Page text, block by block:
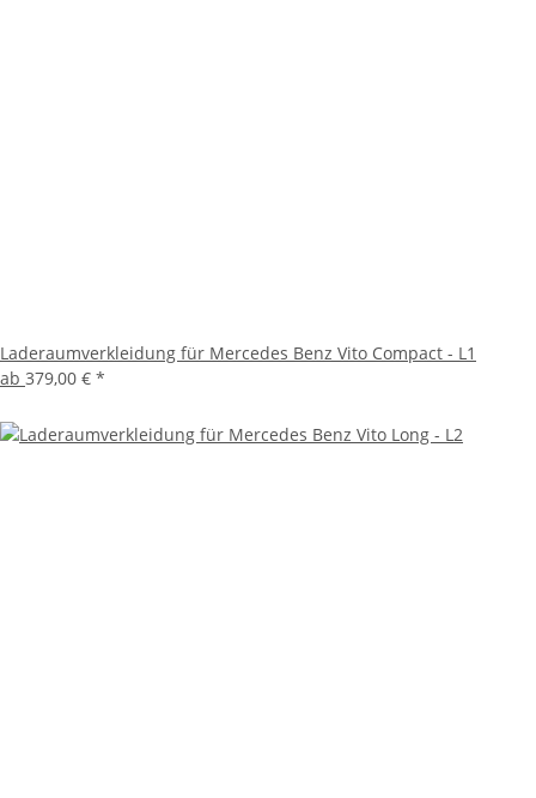
Laderaumverkleidung für Mercedes Benz Vito Compact - L1
ab 379,00 € *